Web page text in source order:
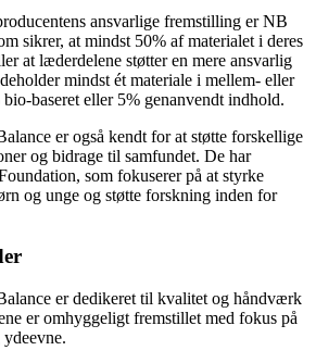
ansvarlige fremstilling er NB
sikrer, at mindst 50% af materialet i deres
at læderdelene støtter en mere ansvarlig
mindst ét materiale i mellem- eller
baseret eller 5% genanvendt indhold.
er også kendt for at støtte forskellige
og bidrage til samfundet. De har
som fokuserer på at styrke
og unge og støtte forskning inden for
er dedikeret til kvalitet og håndværk
er omhyggeligt fremstillet med fokus på